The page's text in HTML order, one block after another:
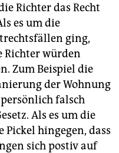
Richter das Recht
es um die
ging,
Richter würden
Zum Beispiel die
der Wohnung
falsch
Als es um die
hingegen, dass
sich postiv auf